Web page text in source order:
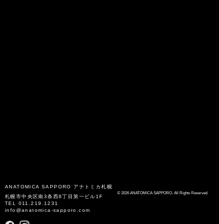
ANATOMICA SAPPORO アナトミカ札幌
札幌市中央区南3条西8丁目第一ビル1F
TEL 011.219.1231
info@anatomica-sapporo.com
© 2026 ANATOMICA SAPPORO. All Rights Reserved.